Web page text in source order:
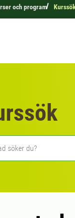
och program
sökning